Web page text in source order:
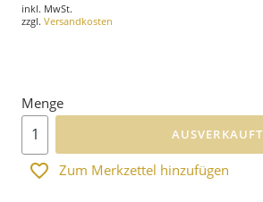
inkl. MwSt.
zzgl. Versandkosten
Menge
AUSVERKAUFT
Zum Merkzettel hinzufügen